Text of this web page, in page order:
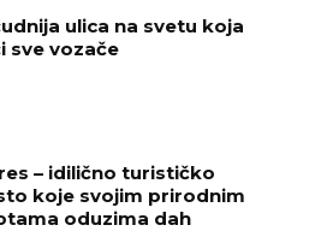
ulica na svetu koja
sve vozače
– idilično turističko
koje svojim prirodnim
oduzima dah